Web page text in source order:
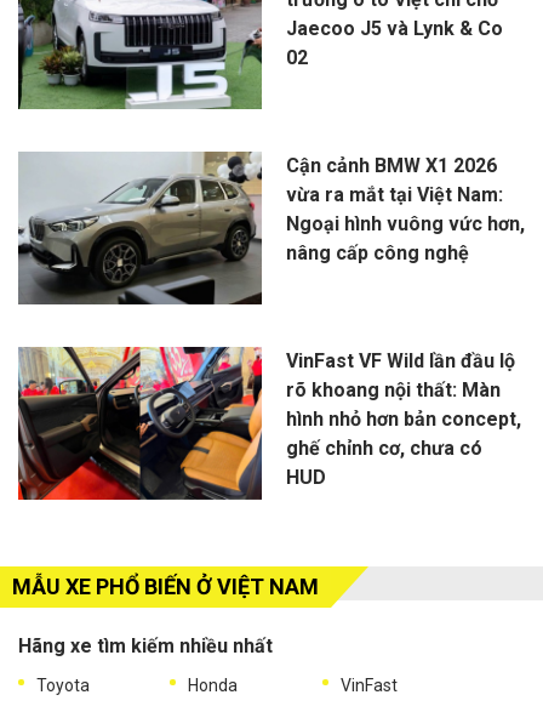
Jaecoo J5 và Lynk & Co
02
Cận cảnh BMW X1 2026
vừa ra mắt tại Việt Nam:
Ngoại hình vuông vức hơn,
nâng cấp công nghệ
VinFast VF Wild lần đầu lộ
rõ khoang nội thất: Màn
hình nhỏ hơn bản concept,
ghế chỉnh cơ, chưa có
HUD
MẪU XE PHỔ BIẾN Ở VIỆT NAM
Hãng xe tìm kiếm nhiều nhất
Toyota Honda VinFast